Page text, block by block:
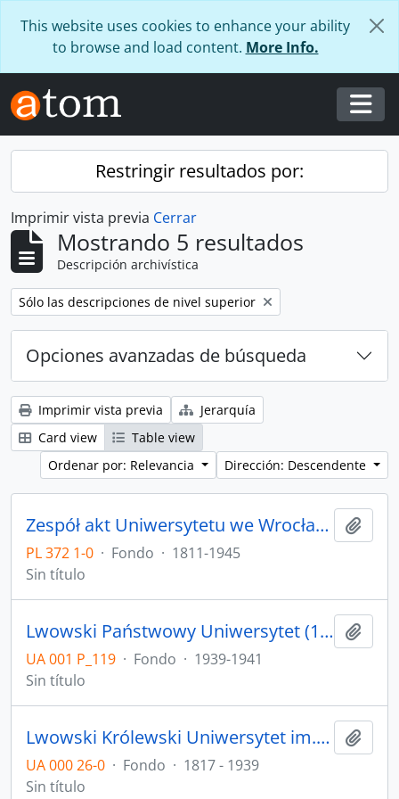
This website uses cookies to enhance your ability
to browse and load content. More Info.
Restringir resultados por:
Imprimir vista previa Cerrar
Mostrando 5 resultados
Descripción archivística
Remove filter:
Sólo las descripciones de nivel superior
Opciones avanzadas de búsqueda
Imprimir vista previa
Jerarquía
Card view
Table view
Ordenar por: Relevancia
Dirección: Descendente
Zespół akt Uniwersytetu we Wrocławiu z lat 1811-1945
PL 372 1-0 · Fondo · 1811-1945
Sin título
Lwowski Państwowy Uniwersytet (1939) Lwowski Państwowy Uniwersytet imienia Iwana Franki (1940-1941) / ЛЬВІВСЬКИЙ ДЕРЖАВНИЙ УНІВЕРСИТЕТ (1939) ЛЬВІВСЬКИЙ ДЕРЖАВНИЙ УНІВЕРСИТЕТ ІМЕНІ ІВАНА ФРАНКА (1940-1941)
UA 001 P_119 · Fondo · 1939-1941
Sin título
Lwowski Królewski Uniwersytet im. Franciszka I (1817-1918) Uniwersytet Jana Kazimierza we Lwowie (1919-1939) / ЛЬBOBCKИЙ KOPOЛEBCKИЙ УНИBEPCИTET ИМ. ФPAНЦA I (1817-1918) УНИBEPCИTET ИМ. ЯНA KAЗИМИPA ВO ЛЬBOBE (1919-1939)
UA 000 26-0 · Fondo · 1817 - 1939
Sin título